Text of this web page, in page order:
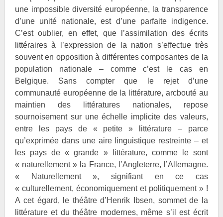
une impossible diversité européenne, la transparence
d’une unité nationale, est d’une parfaite indigence.
C’est oublier, en effet, que l’assimilation des écrits
littéraires à l’expression de la nation s’effectue très
souvent en opposition à différentes composantes de la
population nationale – comme c’est le cas en
Belgique. Sans compter que le rejet d’une
communauté européenne de la littérature, arcbouté au
maintien des littératures nationales, repose
sournoisement sur une échelle implicite des valeurs,
entre les pays de « petite » littérature – parce
qu’exprimée dans une aire linguistique restreinte – et
les pays de « grande » littérature, comme le sont
« naturellement » la France, l’Angleterre, l’Allemagne.
« Naturellement », signifiant en ce cas
« culturellement, économiquement et politiquement » !
A cet égard, le théâtre d’Henrik
Ibsen, sommet de la
littérature et du théâtre modernes, même s’il est écrit